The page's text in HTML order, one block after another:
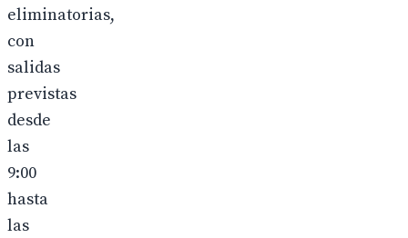
eliminatorias,
con
salidas
previstas
desde
las
9:00
hasta
las